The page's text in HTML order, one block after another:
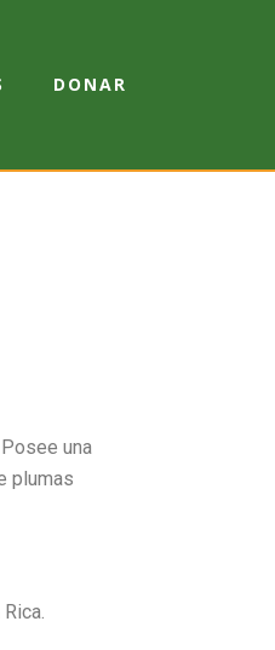
DONAR
una
plumas